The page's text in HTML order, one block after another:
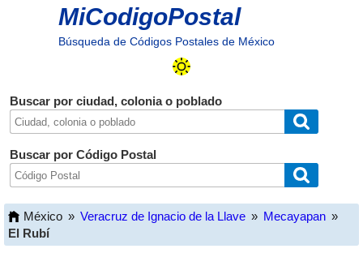
MiCodigoPostal
Búsqueda de Códigos Postales de México
Buscar por ciudad, colonia o poblado
Buscar por Código Postal
México » Veracruz de Ignacio de la Llave » Mecayapan »
El Rubí